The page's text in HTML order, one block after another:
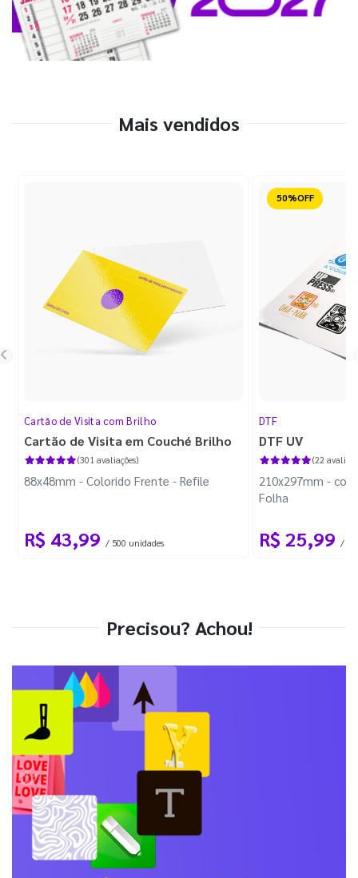
Mais vendidos
Cartão de Visita com Brilho
Cartão de Visita em Couché Brilho
(301 avaliações)
88x48mm - Colorido Frente - Refile
R$ 43,99 / 500 unidades
Reduzido
DTF
DTF UV
(22
210x297mm -
Folha
R$ 25,99 / 1
Precisou? Achou!